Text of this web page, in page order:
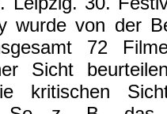
wurde von der
72
Sicht
kritischen